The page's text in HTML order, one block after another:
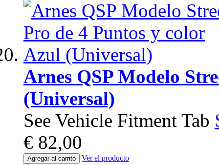
Arnes QSP Modelo
(Universal)
See Vehicle Fitment Tab
€ 82,00
Agregar al carrito Ver el producto